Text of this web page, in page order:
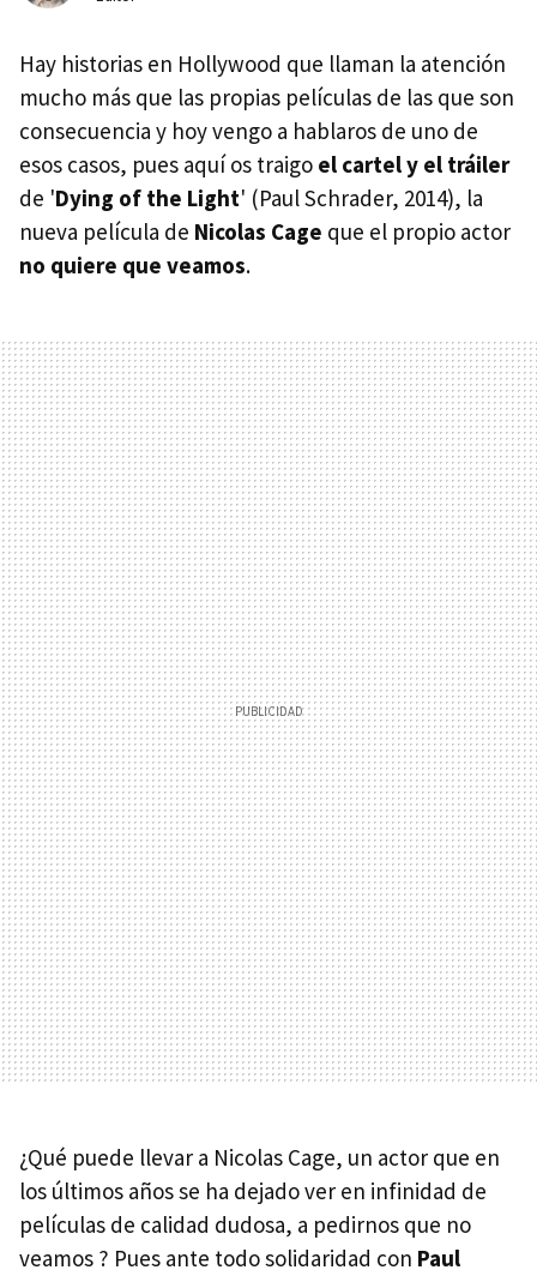
Hay historias en Hollywood que llaman la atención
mucho más que las propias películas de las que son
consecuencia y hoy vengo a hablaros de uno de
esos casos, pues aquí os traigo el cartel y el tráiler
de 'Dying of the Light' (Paul Schrader, 2014), la
nueva película de Nicolas Cage que el propio actor
no quiere que veamos.
¿Qué puede llevar a Nicolas Cage, un actor que en
los últimos años se ha dejado ver en infinidad de
películas de calidad dudosa, a pedirnos que no
veamos ? Pues ante todo solidaridad con Paul